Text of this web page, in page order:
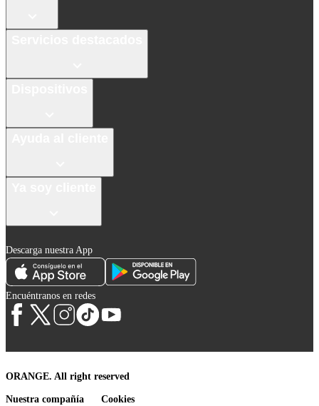
Descarga nuestra App
Encuéntranos en redes
ORANGE. All right reserved
Nuestra compañía Cookies